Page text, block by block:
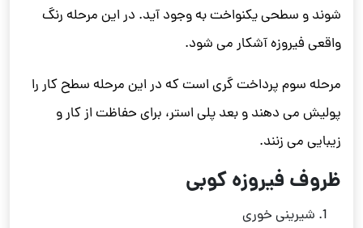
شوند و سطحی یکنواخت به وجود آید. در این مرحله رنگ
واقعی فیروزه آشکار می شود.
مرحله سوم پرداخت گری است که در این مرحله سطح کار را
پولیش می دهند و بعد پلی استر، برای حفاظت از کار و
زیبایی می زنند.
ظروف فیروزه کوبی
شیرینی خوری